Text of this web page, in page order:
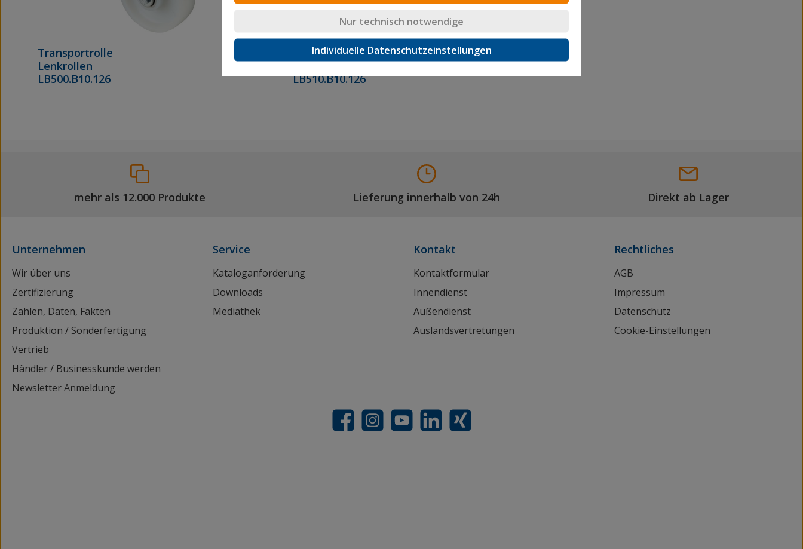
Transportrolle
Lenkrollen
LB500.B10.126
Transportrolle
Bockrollen
LB510.B10.126
mehr als 12.000 Produkte Lieferung innerhalb von 24h Direkt ab Lager
Unternehmen
Wir über uns
Zertifizierung
Zahlen, Daten, Fakten
Produktion / Sonderfertigung
Vertrieb
Händler / Businesskunde werden
Newsletter Anmeldung
Service
Kataloganforderung
Downloads
Mediathek
Kontakt
Kontaktformular
Innendienst
Außendienst
Auslandsvertretungen
Rechtliches
AGB
Impressum
Datenschutz
Cookie-Einstellungen
FacebookInstagramYouTubeLinkedInXing
Nur technisch notwendige
Individuelle Datenschutzeinstellungen